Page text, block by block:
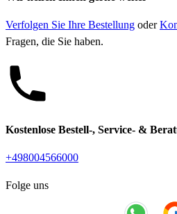
Verfolgen Sie Ihre Bestellung oder
Fragen, die Sie haben.
Kostenlose Bestell-, Service- &
+498004566000
Folge uns